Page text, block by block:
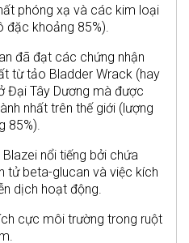
phóng xạ và các kim loại
đặc khoảng 85%).
đã đạt các chứng nhận
từ tảo Bladder Wrack (hay
Đại Tây Dương mà được
nhất trên thế giới (lượng
85%).
nổi tiếng bởi chứa
tử beta-glucan và việc kích
dịch hoạt động.
cực môi trường trong ruột